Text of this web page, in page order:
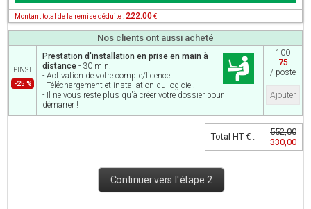
Montant total de la remise déduite : 222.00€
Nos clients ont aussi acheté
PINST
-25 %
Prestation d'installation en prise en main à
distance - 30 min.
- Activation de votre compte/licence.
- Téléchargement et installation du logiciel.
- Il ne vous reste plus qu'à créer votre dossier pour
démarrer !
100
75
/ poste
Ajouter
Total HT € :
552,00
330,00
Continuer vers l'étape 2